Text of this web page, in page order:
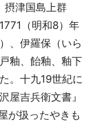
摂津国島上群
（明和8）年
、伊羅保（いら
釉、飴釉、釉下
。十九19世紀に
屋吉兵衛文書』
が扱ったやきも